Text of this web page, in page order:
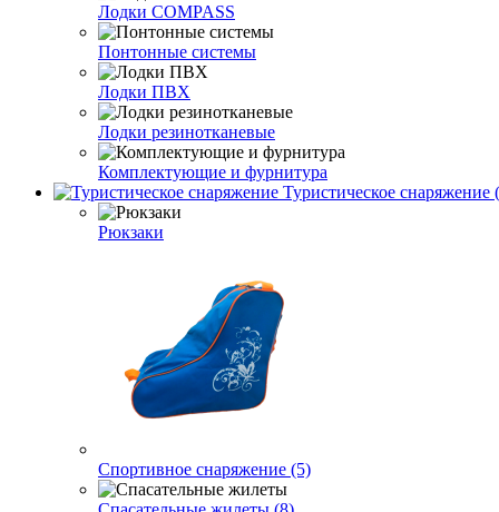
Лодки COMPASS
Понтонные системы
Лодки ПВХ
Лодки резинотканевые
Комплектующие и фурнитура
Туристическое снаряжение
Рюкзаки
Спортивное снаряжение (5)